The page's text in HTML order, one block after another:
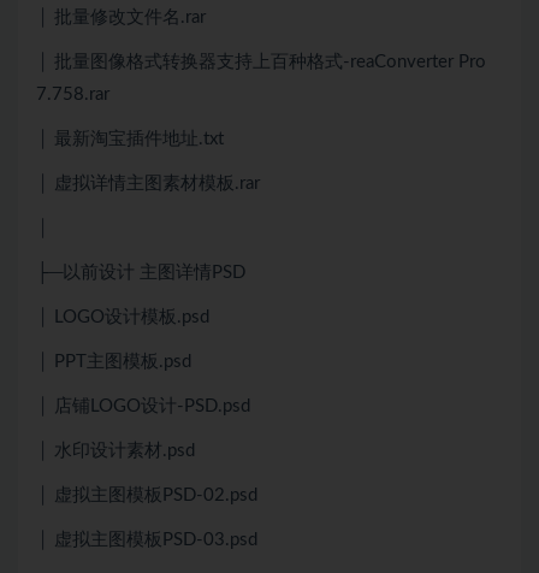
│ 批量修改文件名.rar
│ 批量图像格式转换器支持上百种格式-reaConverter Pro
7.758.rar
│ 最新淘宝插件地址.txt
│ 虚拟详情主图素材模板.rar
├─以前设计 主图详情PSD
│ LOGO设计模板.psd
│ PPT主图模板.psd
│ 店铺LOGO设计-PSD.psd
│ 水印设计素材.psd
│ 虚拟主图模板PSD-02.psd
│ 虚拟主图模板PSD-03.psd